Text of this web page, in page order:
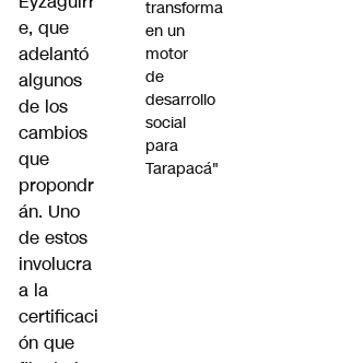
e, que
adelantó
algunos
de los
cambios
que
propondr
án. Uno
de estos
involucra
a la
certificaci
ón que
transforma
en un
motor
de
desarrollo
social
para
Tarapacá"